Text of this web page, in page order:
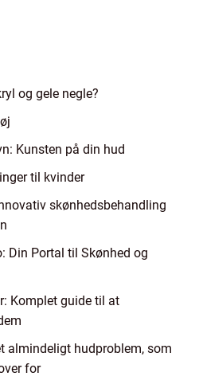
og gele negle?
Kunsten på din hud
til kvinder
skønhedsbehandling
Din Portal til Skønhed og
Komplet guide til at
almindeligt hudproblem, som
for